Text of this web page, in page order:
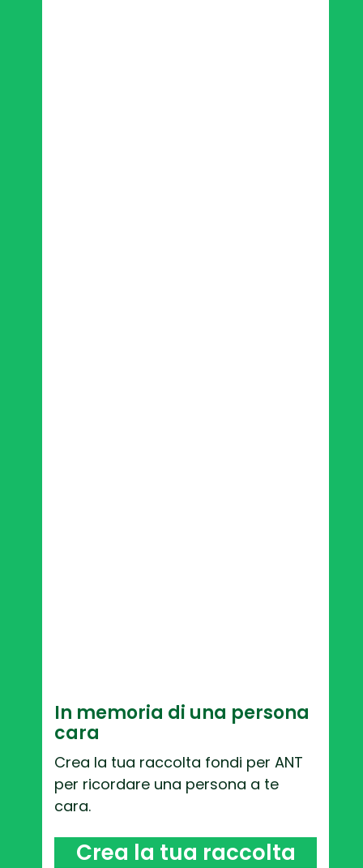
In memoria di una persona
cara
Crea la tua raccolta fondi per ANT
per ricordare una persona a te
cara.
Crea la tua raccolta